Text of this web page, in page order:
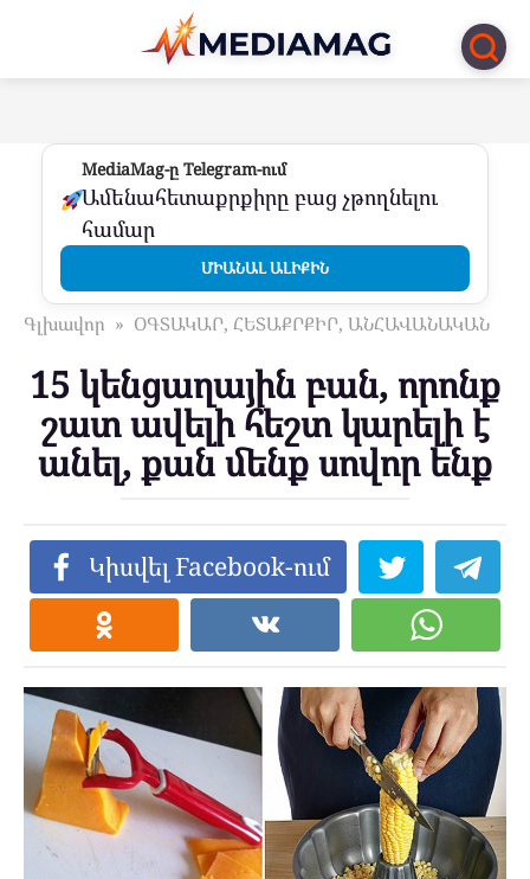
Перейти
контенту
MediaMag-ը Telegram-ում
Ամենահետաքրքիրը բաց չթողնելու
համար
ՄԻԱՆԱԼ ԱԼԻՔԻՆ
Գլխավոր » ՕԳՏԱԿԱՐ, ՀԵՏԱՔՐՔԻՐ, ԱՆՀԱՎԱՆԱԿԱՆ
15 կենցաղային բան, որոնք
շատ ավելի հեշտ կարելի է
անել, քան մենք սովոր ենք
Կիսվել Facebook-ում